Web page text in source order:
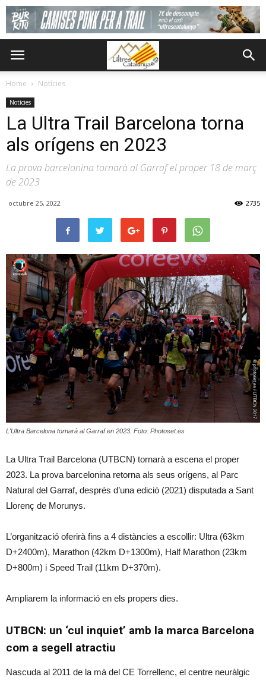
Home Notícies
Notícies
La Ultra Trail Barcelona torna
als orígens en 2023
La prova barcelonina tornarà al Garraf el proper 18 de març
de 2023
octubre 25, 2022 2735
L'Ultra Barcelona tornarà al Garraf en 2023. Foto: Photoset.es
La Ultra Trail Barcelona (UTBCN) tornarà a escena el proper
2023. La prova barcelonina retorna als seus orígens, al Parc
Natural del Garraf, després d’una edició (2021) disputada a Sant
Llorenç de Morunys.
L’organització oferirà fins a 4 distàncies a escollir: Ultra (63km
D+2400m), Marathon (42km D+1300m), Half Marathon (23km
D+800m) i Speed Trail (11km D+370m).
Ampliarem la informació en els propers dies.
UTBCN: un ‘cul inquiet’ amb la marca Barcelona
com a segell atractiu
Nascuda al 2011 de la mà del CE Torrellenc, el centre neuràlgic